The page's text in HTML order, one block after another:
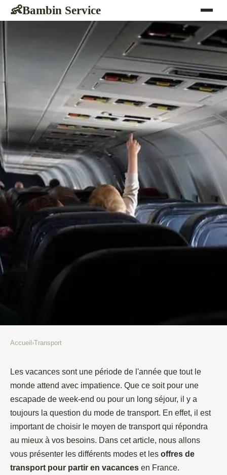
👶Bambin Service
Tout savoir sur les modes et les
offres de transport pour partir
en vacances
Alexia•20 février 2022 2 min de lecture
Accueil ›Transport
Les vacances sont une période de l'année que tout le
monde attend avec impatience. Que ce soit pour une
escapade de week-end ou pour un long séjour, il y a
toujours la question du mode de transport. En effet, il est
important de choisir le moyen de transport qui répondra
au mieux à vos besoins. Dans cet article, nous allons
vous présenter les différents modes et les offres de
transport pour partir en vacances en France.